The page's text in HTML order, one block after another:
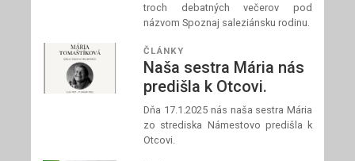
troch debatných večerov pod
názvom Spoznaj saleziánsku rodinu.
ČLÁNKY
Naša sestra Mária nás
predišla k Otcovi.
Dňa 17.1.2025 nás naša sestra Mária
zo strediska Námestovo predišla k
Otcovi.